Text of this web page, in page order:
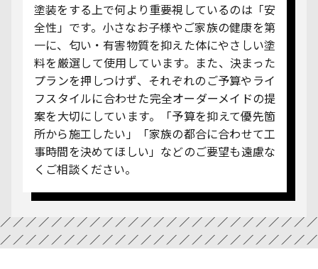
塗装をする上で何より重要視しているのは「安
全性」です。小さなお子様やご家族の健康を第
一に、匂い・有害物質を抑えた体にやさしい塗
料を厳選して使用しています。また、決まった
プランを押しつけず、それぞれのご予算やライ
フスタイルに合わせた完全オーダーメイドの提
案を大切にしています。「予算を抑えて優先箇
所から施工したい」「家族の都合に合わせて工
事時間を決めてほしい」などのご要望も遠慮な
くご相談ください。